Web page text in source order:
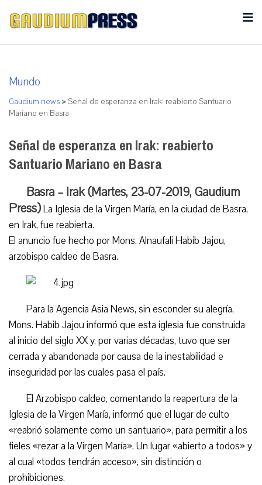
Mundo
Gaudium news >Señal de esperanza en Irak: reabierto Santuario
Mariano en Basra
Señal de esperanza en Irak: reabierto
Santuario Mariano en Basra
Basra – Irak (Martes, 23-07-2019, Gaudium
Press)La Iglesia de la Virgen María, en la ciudad de Basra,
en Irak, fue reabierta.
El anuncio fue hecho por Mons. Alnaufali Habib Jajou,
arzobispo caldeo de Basra.
Para la Agencia Asia News, sin esconder su alegría,
Mons. Habib Jajou informó que esta iglesia fue construida
al inicio del siglo XX y, por varias décadas, tuvo que ser
cerrada y abandonada por causa de la inestabilidad e
inseguridad por las cuales pasa el país.
El Arzobispo caldeo, comentando la reapertura de la
Iglesia de la Virgen María, informó que el lugar de culto
«reabrió solamente como un santuario», para permitir a los
fieles «rezar a la Virgen María». Un lugar «abierto a todos» y
al cual «todos tendrán acceso», sin distinción o
prohibiciones.